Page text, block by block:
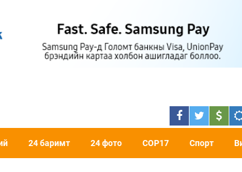
24 баримт 24 фото COP17 Спорт